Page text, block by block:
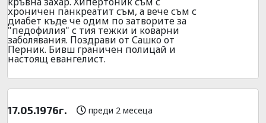
хроничен панкреатит съм, а вече съм с
диабет къде че одим по затворите за
"педофилия" с тия тежки и коварни
заболявания. Поздрави от Сашко от
Перник. Бивш граничен полицай и
настоящ евангелист.
17.05.1976г. преди 2 месеца